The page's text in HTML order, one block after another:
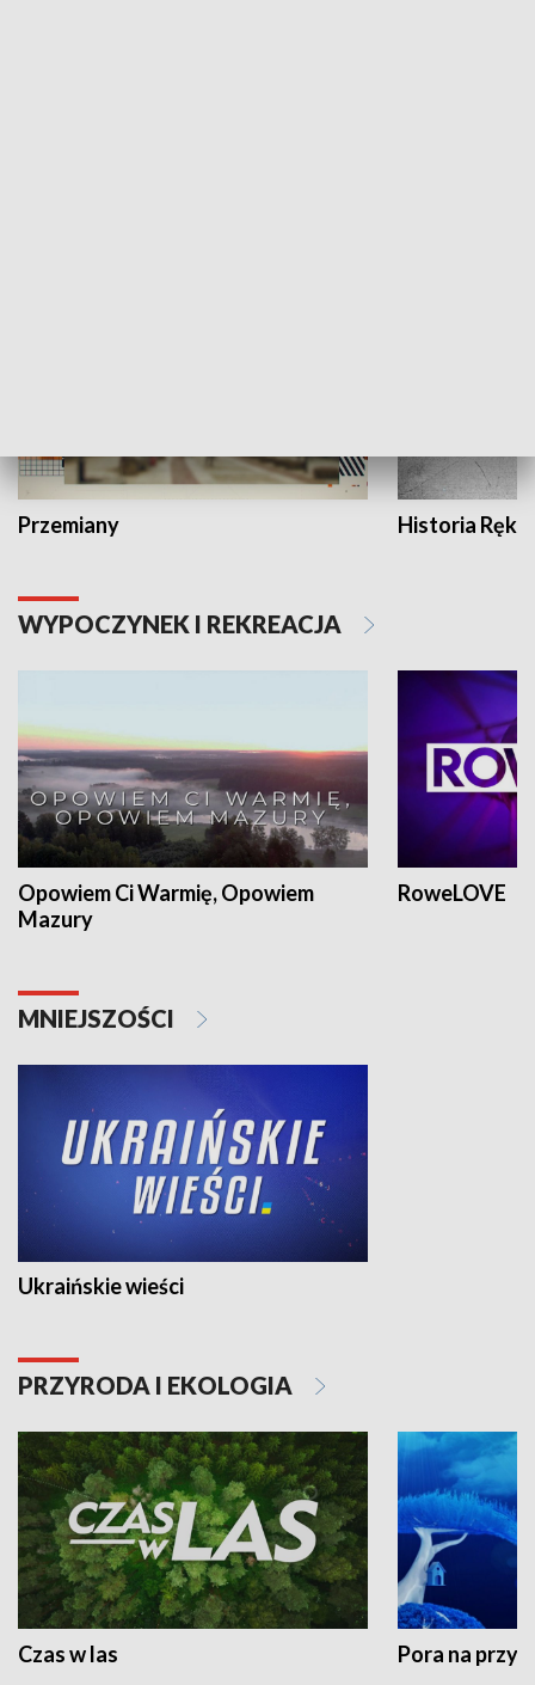
Przemiany Historia Ręką
WYPOCZYNEK I REKREACJA
Opowiem Ci Warmię, Opowiem
Mazury
RoweLOVE
MNIEJSZOŚCI
Ukraińskie wieści
PRZYRODA I EKOLOGIA
Czas w las Pora na